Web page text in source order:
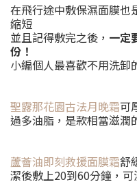
在飛行途中敷保濕面膜也
縮短
並且記得敷完之後， 一定
份！
小編個人最喜歡不用洗卸
聖露那花園古法月晚霜可
過多油脂，是款相當滋潤
蘆薈油即刻救援面膜霜舒
潔後敷上20到60分鐘，